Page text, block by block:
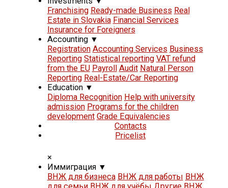
Franchising Ready-made Business Real
Estate in Slovakia Financial Services
Insurance for Foreigners
Accounting ▼
Registration Accounting Services Business
Reporting Statistical reporting VAT refund
from the EU Payroll Audit Natural Person
Reporting Real-Estate/Car Reporting
Education ▼
Diploma Recognition Help with university
admission Programs for the children
development Grade Equivalencies
Contacts
Pricelist
×
Иммиграция ▼
ВНЖ для бизнеса ВНЖ для работы ВНЖ